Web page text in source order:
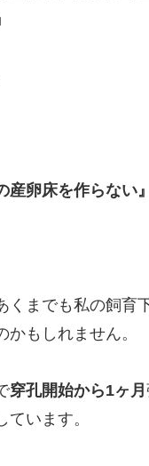
産卵床を作らない』
くまでも私の飼育
もしれません。
穿孔開始から1ヶ月
ています。